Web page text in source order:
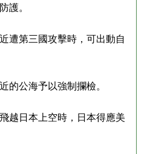
護。
遭第三國攻擊時，可出動自
公海予以強制攔檢。
越日本上空時，日本得應美